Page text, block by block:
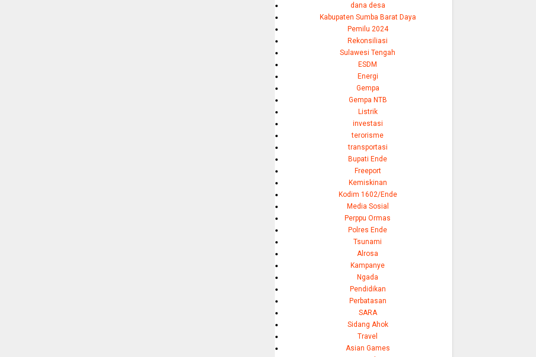
dana desa
Kabupaten Sumba Barat Daya
Pemilu 2024
Rekonsiliasi
Sulawesi Tengah
ESDM
Energi
Gempa
Gempa NTB
Listrik
investasi
terorisme
transportasi
Bupati Ende
Freeport
Kemiskinan
Kodim 1602/Ende
Media Sosial
Perppu Ormas
Polres Ende
Tsunami
Alrosa
Kampanye
Ngada
Pendidikan
Perbatasan
SARA
Sidang Ahok
Travel
Asian Games